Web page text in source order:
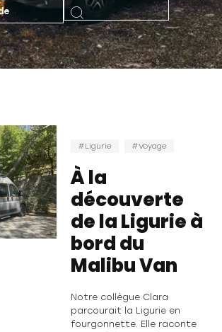
Ligurie Voyage
À la
découverte
de la Ligurie à
bord du
Malibu Van
Notre collègue Clara
parcourait la Ligurie en
fourgonnette. Elle raconte